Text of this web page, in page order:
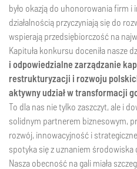
było okazją do uhonorowania firm
działalnością przyczyniają się do
wspierają przedsiębiorczość na
Kapituła konkursu doceniła nasze
i odpowiedzialne zarządzanie
restrukturyzacji i rozwoju
aktywny udział w transformacji
To dla nas nie tylko zaszczyt, ale i
solidnym partnerem biznesowym,
rozwój, innowacyjność i
spotyka się z uznaniem środowiska
Nasza obecność na gali miała